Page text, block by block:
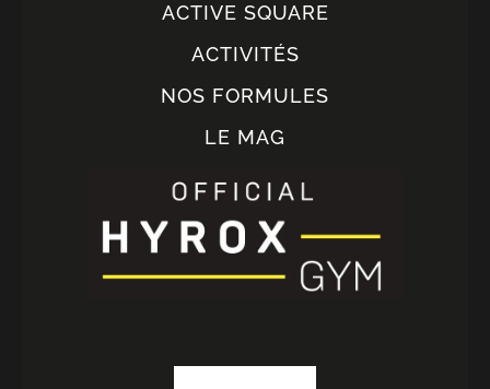
ACTIVE SQUARE
ACTIVITÉS
NOS FORMULES
LE MAG